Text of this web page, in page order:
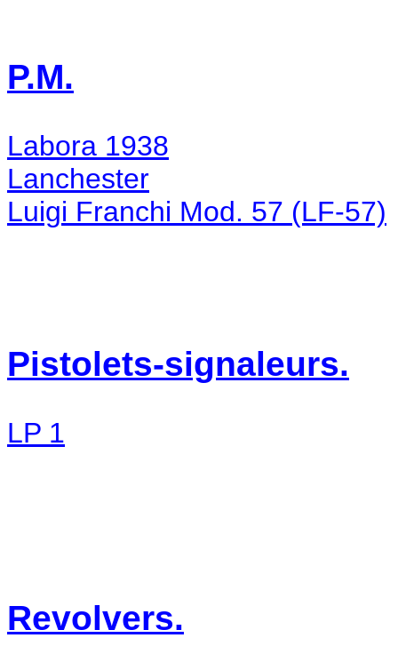
P.M.
Labora 1938
Lanchester
Luigi Franchi Mod. 57 (LF-57)
Pistolets-signaleurs.
LP 1
Revolvers.